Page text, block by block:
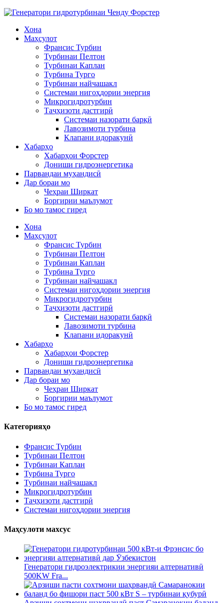
Хона
Маҳсулот
Франсис Турбин
Турбинаи Пелтон
Турбинаи Каплан
Турбина Турго
Турбинаи найчашакл
Системаи нигоҳдории энергия
Микрогидротурбин
Таҷҳизоти дастгирӣ
Системаи назорати барқӣ
Лавозимоти турбина
Клапани идоракунӣ
Хабарҳо
Хабарҳои Форстер
Дониши гидроэнергетика
Парвандаи муҳандисӣ
Дар бораи мо
Чеҳраи Ширкат
Боргирии маълумот
Бо мо тамос гиред
Хона
Маҳсулот
Франсис Турбин
Турбинаи Пелтон
Турбинаи Каплан
Турбина Турго
Турбинаи найчашакл
Системаи нигоҳдории энергия
Микрогидротурбин
Таҷҳизоти дастгирӣ
Системаи назорати барқӣ
Лавозимоти турбина
Клапани идоракунӣ
Хабарҳо
Хабарҳои Форстер
Дониши гидроэнергетика
Парвандаи муҳандисӣ
Дар бораи мо
Чеҳраи Ширкат
Боргирии маълумот
Бо мо тамос гиред
Категорияҳо
Франсис Турбин
Турбинаи Пелтон
Турбинаи Каплан
Турбина Турго
Турбинаи найчашакл
Микрогидротурбин
Таҷҳизоти дастгирӣ
Системаи нигоҳдории энергия
Маҳсулоти махсус
Генератори гидроэлектрикии энергияи алтернативӣ
500KW Fra...